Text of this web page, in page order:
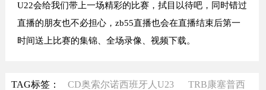
U22会给我们带上一场精彩的比赛，拭目以待吧，同时错过
直播的朋友也不必担心，zb55直播也会在直播结束后第一
时间送上比赛的集锦、全场录像、视频下载。
TAG标签： CD奥索尔诺西班牙人U23
TRB康塞普西